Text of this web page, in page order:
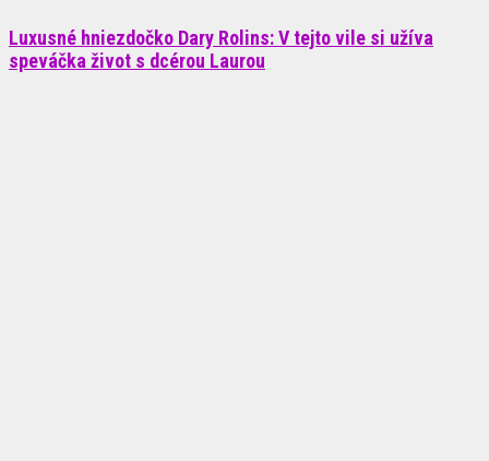
Luxusné hniezdočko Dary Rolins: V tejto vile si užíva
speváčka život s dcérou Laurou